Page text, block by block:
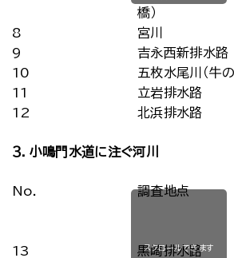
橋）
8 宮川
9
吉永西新排水路
10
五枚水尾川（牛の
11
立岩排水路
12
北浜排水路
３．小鳴門水道に注ぐ河川
No. 調査地点
13 黒崎排水路
スクロールできます